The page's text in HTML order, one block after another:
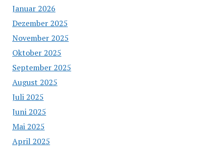
Januar 2026
Dezember 2025
November 2025
Oktober 2025
September 2025
August 2025
Juli 2025
Juni 2025
Mai 2025
April 2025